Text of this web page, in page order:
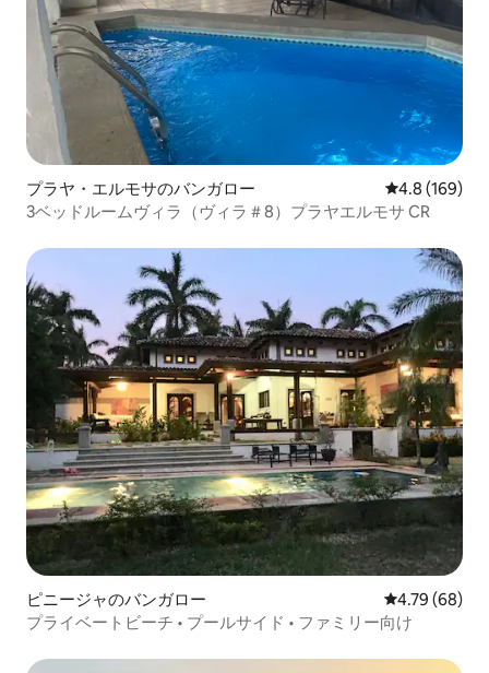
プラヤ・エルモサのバンガロー レビュー169
4.8 (169)
3ベッドルームヴィラ（ヴィラ＃8）プラヤエルモサ CR
ピニージャのバンガロー レビュー68
4.79 (68)
プライベートビーチ • プールサイド • ファミリー向け